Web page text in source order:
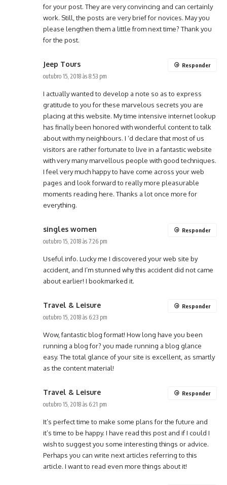
for your post. They are very convincing and can certainly
work. Still, the posts are very brief for novices. May you
please lengthen them a little from next time? Thank you
for the post.
Jeep Tours
outubro 15, 2018 às 8:53 pm
I actually wanted to develop a note so as to express
gratitude to you for these marvelous secrets you are
placing at this website. My time intensive internet lookup
has finally been honored with wonderful content to talk
about with my neighbours. I ‘d declare that most of us
visitors are rather fortunate to live in a fantastic website
with very many marvellous people with good techniques.
I feel very much happy to have come across your web
pages and look forward to really more pleasurable
moments reading here. Thanks a lot once more for
everything.
Responder
singles women
outubro 15, 2018 às 7:26 pm
Useful info. Lucky me I discovered your web site by
accident, and I’m stunned why this accident did not came
about earlier! I bookmarked it.
Responder
Travel & Leisure
outubro 15, 2018 às 6:23 pm
Wow, fantastic blog format! How long have you been
running a blog for? you made running a blog glance
easy. The total glance of your site is excellent, as smartly
as the content material!
Responder
Travel & Leisure
outubro 15, 2018 às 6:21 pm
It’s perfect time to make some plans for the future and
it’s time to be happy. I have read this post and if I could I
wish to suggest you some interesting things or advice.
Perhaps you can write next articles referring to this
article. I want to read even more things about it!
Responder